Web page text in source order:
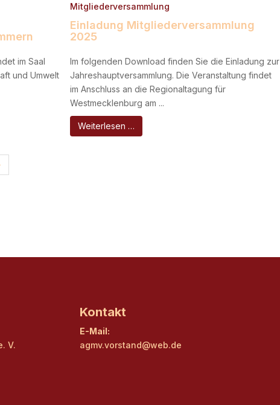
im Saal
und Umwelt
Mitgliederversammlung
Einladung Mitgliederversammlung
2025
Im folgenden Download finden Sie die Einladung zur
Jahreshauptversammlung. Die Veranstaltung findet
im Anschluss an die Regionaltagung für
Westmecklenburg am ...
Weiterlesen …
V.
Kontakt
E-Mail:
agmv.vorstand@web.de